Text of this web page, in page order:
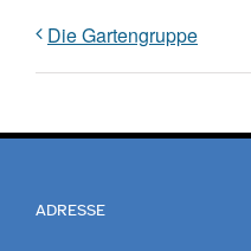
Die Gartengruppe
ADRESSE